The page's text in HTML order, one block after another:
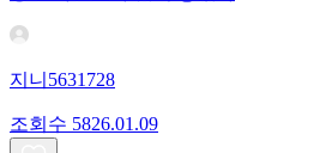
지니5631728
조회수 5826.01.09